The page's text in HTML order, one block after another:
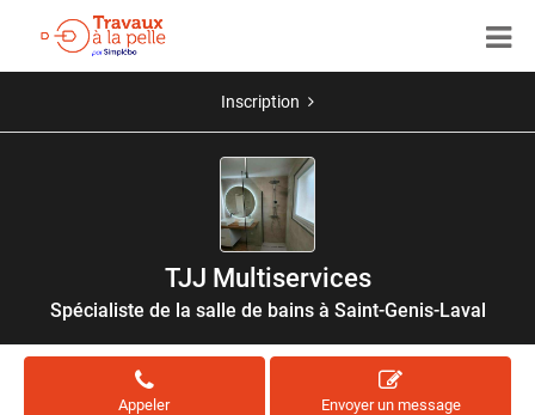
Inscription
TJJ Multiservices
Spécialiste de la salle de bains à Saint-Genis-Laval
Appeler Envoyer un message